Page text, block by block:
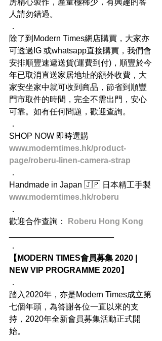
房精心製作，產量極稀少，有興趣的客
人請勿錯過。
．
除了到Modern Times網店購買，大家亦
可透過IG 或whatsapp直接購買，我們會
安排順豐速遞送貨(運費到付)，順豐於今
年已取消直送家居地址的額外收費，大
家安坐家中就可收到商品，節省到順豐
門市取件的時間，完全不需出門，安心
可靠。如有任何問題，歡迎查詢。
．
SHOP NOW 即時選購
www.moderntimes.hk/product-
page/roberu-linen-camera-strap
．
Handmade in Japan 🇯🇵 日本精工手製
www.moderntimes.hk/roberu
．
歡迎合作查詢：
Roberu Hong Kong
．
【MODERN TIMES會員募集 2020 |
NEW VIP PROGRAMME 2020】
．
踏入2020年，亦是Modern Times成立第
七個年頭，為答謝各位一直以來的支
持，2020年全新會員募集活動正式開
始。